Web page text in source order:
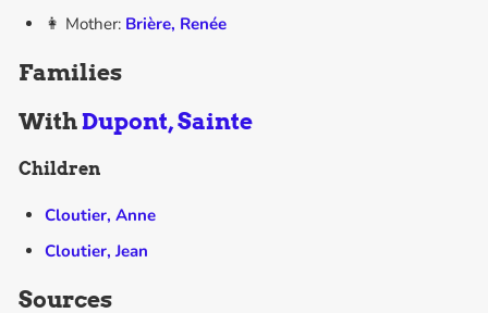
👩 Mother: Brière, Renée
Families
WithDupont, Sainte
Children
Cloutier, Anne
Cloutier, Jean
Sources